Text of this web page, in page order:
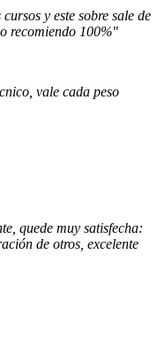
y este sobre sale de
recomiendo 100%"
vale cada peso
quede muy satisfecha:
de otros, excelente